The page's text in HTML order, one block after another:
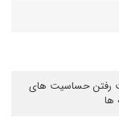
رفتن حساسیت های
ها